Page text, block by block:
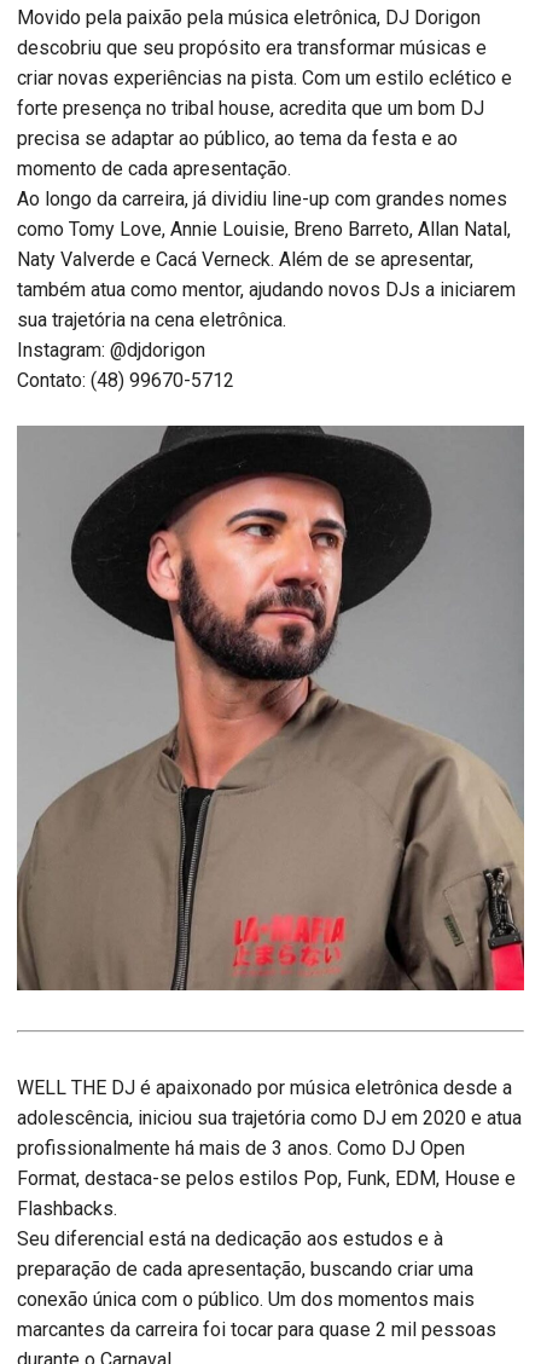
Movido pela paixão pela música eletrônica, DJ Dorigon
descobriu que seu propósito era transformar músicas e
criar novas experiências na pista. Com um estilo eclético e
forte presença no tribal house, acredita que um bom DJ
precisa se adaptar ao público, ao tema da festa e ao
momento de cada apresentação.
Ao longo da carreira, já dividiu line-up com grandes nomes
como Tomy Love, Annie Louisie, Breno Barreto, Allan Natal,
Naty Valverde e Cacá Verneck. Além de se apresentar,
também atua como mentor, ajudando novos DJs a iniciarem
sua trajetória na cena eletrônica.
Instagram: @djdorigon
Contato: (48) 99670-5712
WELL THE DJ é apaixonado por música eletrônica desde a
adolescência, iniciou sua trajetória como DJ em 2020 e atua
profissionalmente há mais de 3 anos. Como DJ Open
Format, destaca-se pelos estilos Pop, Funk, EDM, House e
Flashbacks.
Seu diferencial está na dedicação aos estudos e à
preparação de cada apresentação, buscando criar uma
conexão única com o público. Um dos momentos mais
marcantes da carreira foi tocar para quase 2 mil pessoas
durante o Carnaval.